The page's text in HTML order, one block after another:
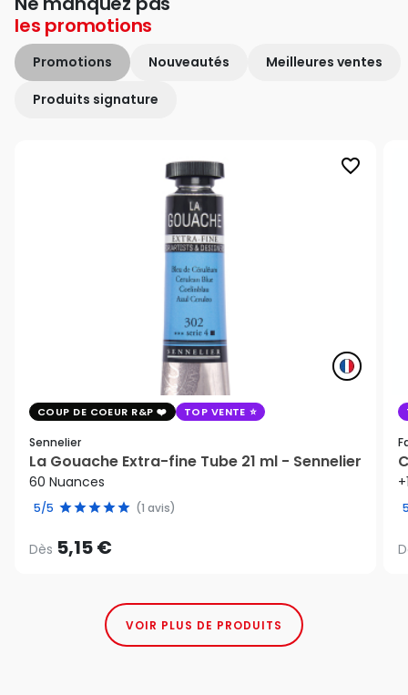
les promotions
Promotions Nouveautés Meilleures ventes
Produits signature
favorite_border
COUP DE COEUR R&P TOP VENTE
Sennelier
La Gouache Extra-fine Tube 21 ml - Sennelier
60 Nuances
5/5 (1 avis)
Dès 5,15 €
VOIR PLUS DE PRODUITS